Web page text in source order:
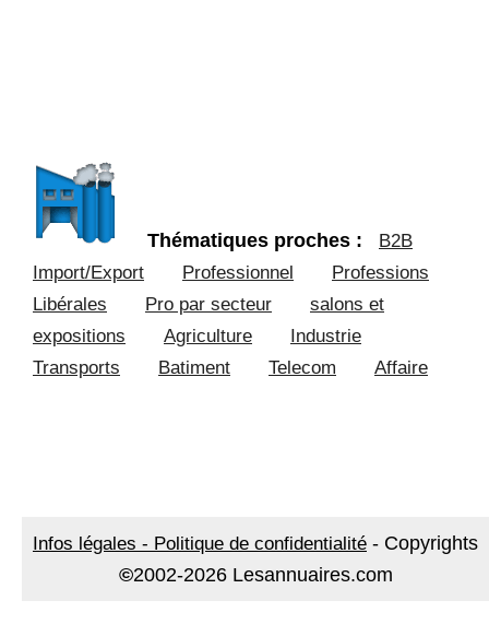
Thématiques proches :
B2B
Import/Export
Professionnel
Professions
Libérales
Pro par secteur
salons et
expositions
Agriculture
Industrie
Transports
Batiment Telecom Affaire
Infos légales - Politique de confidentialité - Copyrights
©2002-2026 Lesannuaires.com